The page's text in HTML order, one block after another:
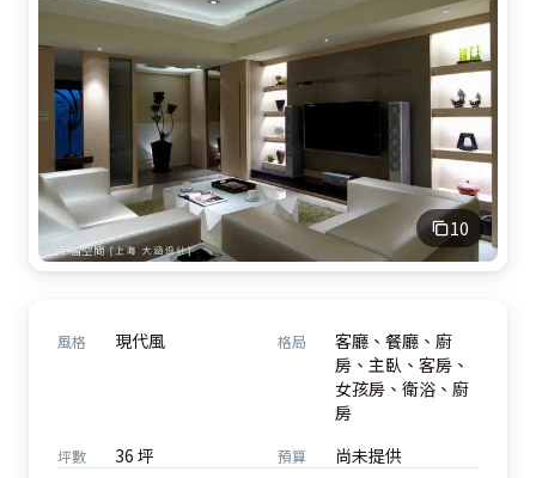
10
風格 現代風 格局
客廳、餐廳、廚
房、主臥、客房、
女孩房、衛浴、廚
房
坪數 36 坪 預算 尚未提供